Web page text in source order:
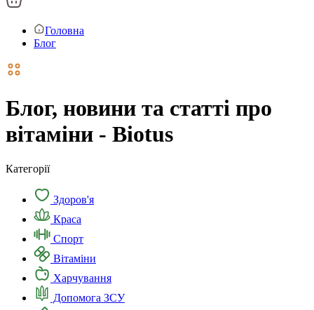
Головна
Блог
Блог, новини та статті про
вітаміни - Biotus
Категорії
Здоров'я
Краса
Спорт
Вітаміни
Харчування
Допомога ЗСУ